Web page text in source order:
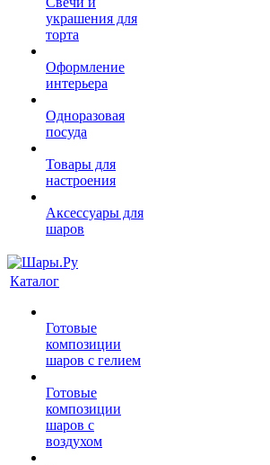
украшения для
торта
Оформление
интерьера
Одноразовая
посуда
Товары для
настроения
Аксессуары для
шаров
Каталог
Готовые
композиции
шаров с гелием
Готовые
композиции
шаров с
воздухом